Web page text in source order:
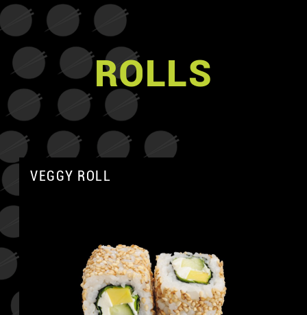
ROLLS
VEGGY ROLL